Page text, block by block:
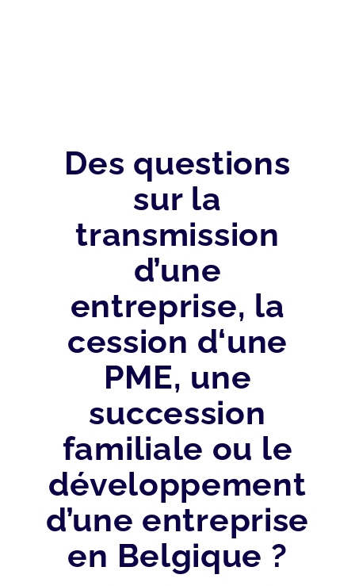
Des questions
sur la
transmission
d’une
entreprise, la
cession d‘une
PME, une
succession
familiale ou le
développement
d’une entreprise
en Belgique ?